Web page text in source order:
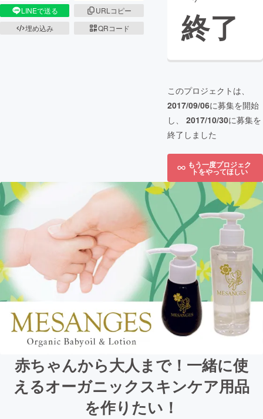
LINEで送る
URLコピー
埋め込み
QRコード 終了
このプロジェクトは、
2017/09/06に募集を開始
し、 2017/10/30に募集を
終了しました
もう一度プロジェク
トをやってほしい
赤ちゃんから大人まで！一緒に使
えるオーガニックスキンケア用品
を作りたい！